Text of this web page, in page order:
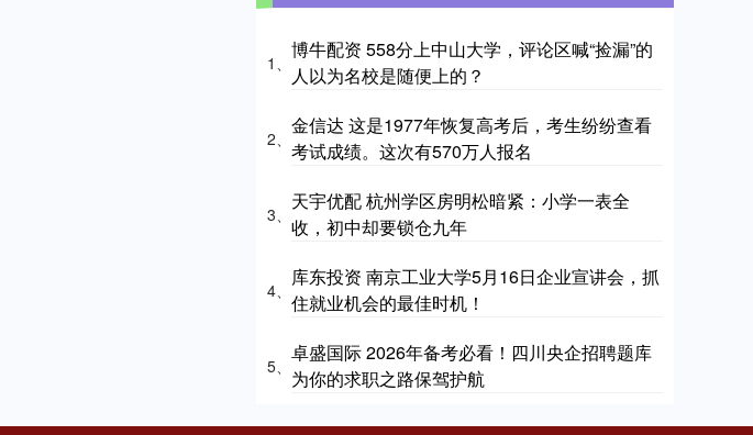
1、
博牛配资 558分上中山大学，评论区喊“捡漏”的
人以为名校是随便上的？
2、
金信达 这是1977年恢复高考后，考生纷纷查看
考试成绩。这次有570万人报名
3、
天宇优配 杭州学区房明松暗紧：小学一表全
收，初中却要锁仓九年
4、
库东投资 南京工业大学5月16日企业宣讲会，抓
住就业机会的最佳时机！
5、
卓盛国际 2026年备考必看！四川央企招聘题库
为你的求职之路保驾护航